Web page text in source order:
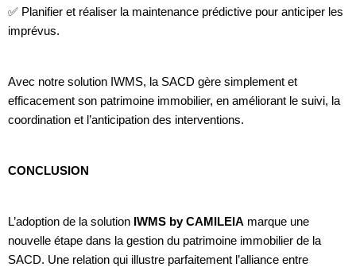
✅ Planifier et réaliser la maintenance prédictive pour anticiper les
imprévus.
Avec notre solution IWMS, la SACD gère simplement et
efficacement son patrimoine immobilier, en améliorant le suivi, la
coordination et l’anticipation des interventions.
CONCLUSION
L’adoption de la solution IWMS by CAMILEIA marque une
nouvelle étape dans la gestion du patrimoine immobilier de la
SACD. Une relation qui illustre parfaitement l’alliance entre